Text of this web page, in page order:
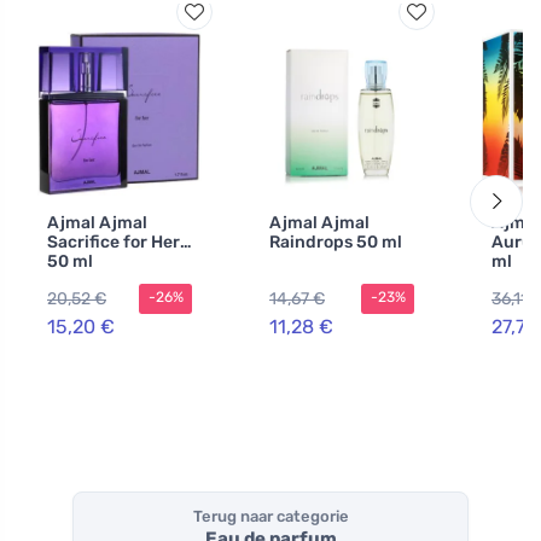
Ajmal Ajmal
Sacrifice for Her
50 ml
20,52 €
15,20 €
-26%
Ajmal Ajmal
Raindrops 50 ml
14,67 €
11,28 €
-23%
ml
36,11
Terug naar categorie